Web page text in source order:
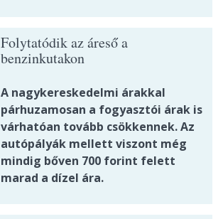
Folytatódik az áreső a
benzinkutakon
A nagykereskedelmi árakkal
párhuzamosan a fogyasztói árak is
várhatóan tovább csökkennek. Az
autópályák mellett viszont még
mindig bőven 700 forint felett
marad a dízel ára.